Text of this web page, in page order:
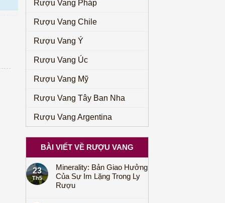
Rượu Vang Pháp
Rượu Vang Chile
Rượu Vang Ý
Rượu Vang Úc
Rượu Vang Mỹ
Rượu Vang Tây Ban Nha
Rượu Vang Argentina
BÀI VIẾT VỀ RƯỢU VANG
23
Th5
Minerality: Bản Giao Hưởng
Của Sự Im Lặng Trong Ly
Rượu